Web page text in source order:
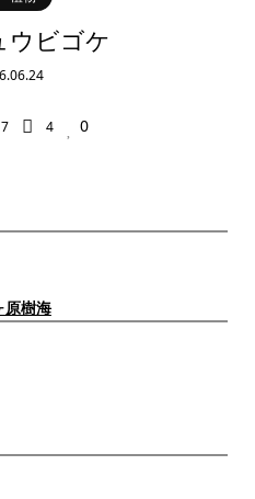
ウビゴケ
7 4 0
原樹海